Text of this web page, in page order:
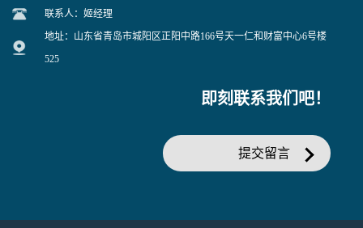
联系人：姬经理
地址：山东省青岛市城阳区正阳中路166号天一仁和财富中心6号楼
525
即刻联系我们吧！
提交留言